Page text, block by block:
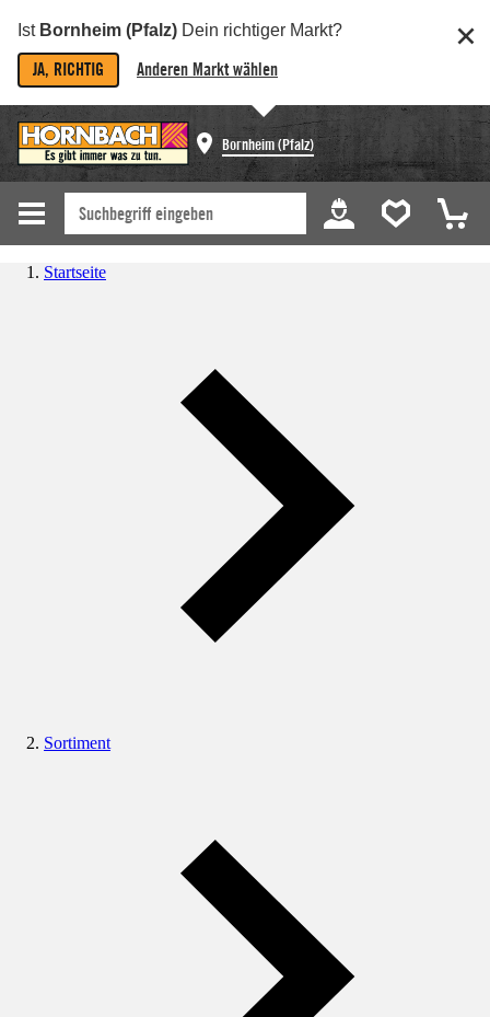
Ist Bornheim (Pfalz) Dein richtiger Markt?
JA, RICHTIG Anderen Markt wählen
Bornheim (Pfalz)
Startseite
Sortiment